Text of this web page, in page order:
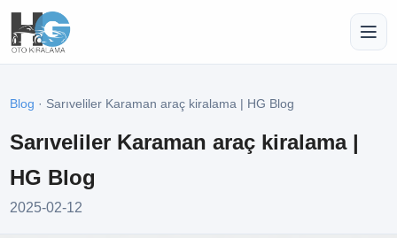
Blog · Sarıveliler Karaman araç kiralama | HG Blog
Sarıveliler Karaman araç kiralama |
HG Blog
2025-02-12